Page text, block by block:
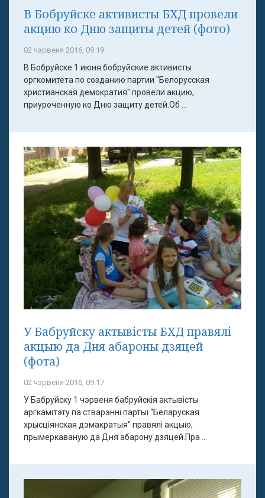
В Бобруйске активисты БХД провели
акцию ко Дню защиты детей (фото)
02 чэрвеня 2016, 09:19
В Бобруйске 1 июня бобруйские активисты
оргкомитета по созданию партии "Белорусская
христианская демократия" провели акцию,
приуроченную ко Дню защиту детей.Об ...
У Бабруйску актывісты БХД правялі
акцыю да Дня абароны дзяцей
(фота)
02 чэрвеня 2016, 09:17
У Бабруйску 1 чэрвеня бабруйскія актывісты
аргкамітэту па стварэнні партыі “Беларуская
хрысціянская дэмакратыя” правялі акцыю,
прымеркаваную да Дня абарону дзяцей.Пра ...